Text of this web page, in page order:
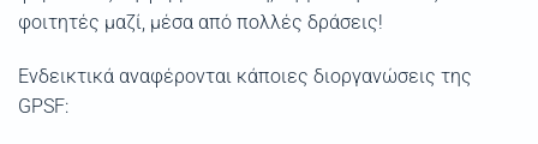
φοιτητές μαζί, μέσα από πολλές δράσεις!
Ενδεικτικά αναφέρονται κάποιες διοργανώσεις της
GPSF: